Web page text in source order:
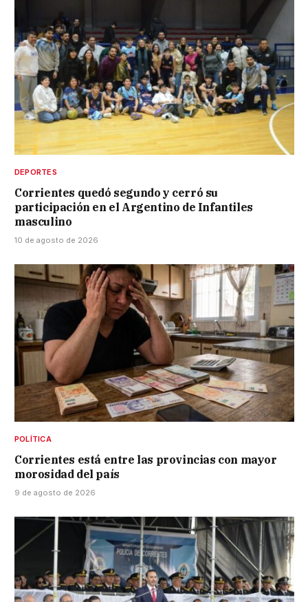
DEPORTES
Corrientes quedó segundo y cerró su
participación en el Argentino de Infantiles
masculino
10 de agosto de 2026
POLÍTICA
Corrientes está entre las provincias con mayor
morosidad del país
9 de agosto de 2026